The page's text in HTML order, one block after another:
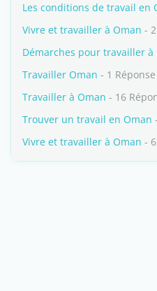
Les conditions de travail en
Vivre et travailler à Oman -
Démarches pour travailler à
Travailler Oman - 1 Réponse
Travailler à Oman - 16
Trouver un travail en Oman
Vivre et travailler à Oman -